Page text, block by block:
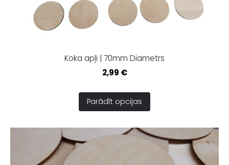
Koka apļi | 70mm Diametrs
2,99 €
Parādīt opcijas